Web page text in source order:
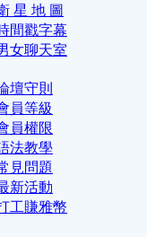
星 地 圖
間戳字幕
女聊天室
壇守則
員等級
員權限
法教學
見問題
新活動
工賺雅幣